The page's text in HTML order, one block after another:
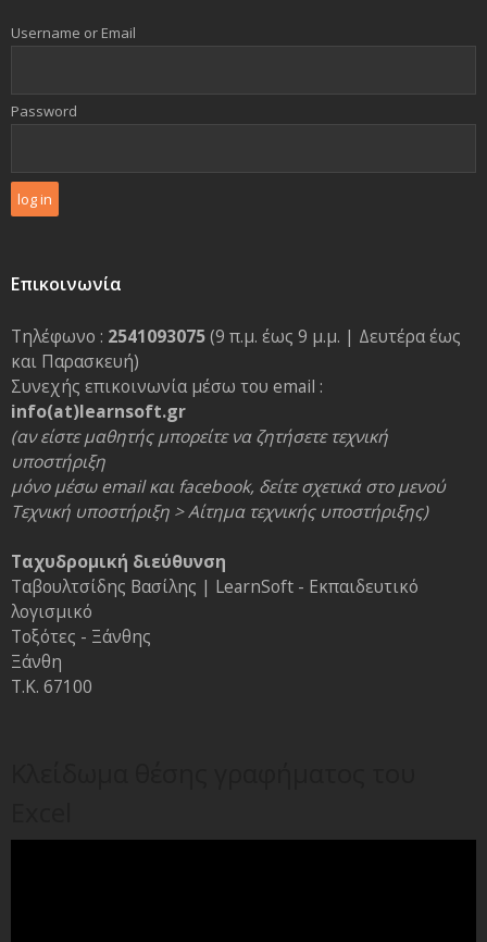
Username or Email
Password
Επικοινωνία
Τηλέφωνο : 2541093075(9 π.μ. έως 9 μ.μ. | Δευτέρα έως
και Παρασκευή)
Συνεχής επικοινωνία μέσω του email :
info(at)learnsoft.gr
(αν είστε μαθητής μπορείτε να ζητήσετε τεχνική
υποστήριξη
μόνο μέσω email και facebook, δείτε σχετικά στο μενού
Τεχνική υποστήριξη > Αίτημα τεχνικής υποστήριξης)
Ταχυδρομική διεύθυνση
Ταβουλτσίδης Βασίλης | LearnSoft - Εκπαιδευτικό
λογισμικό
Τοξότες - Ξάνθης
Ξάνθη
Τ.Κ. 67100